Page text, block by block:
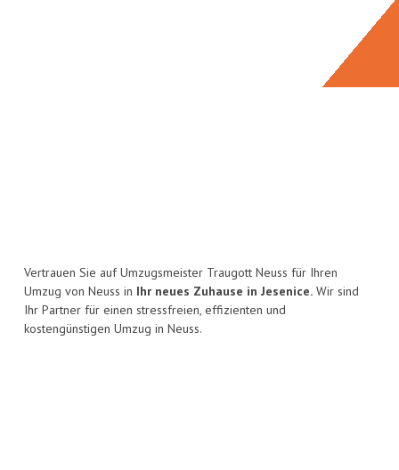
Vertrauen Sie auf Umzugsmeister Traugott Neuss für Ihren
Umzug von Neuss in Ihr neues Zuhause in Jesenice. Wir sind
Ihr Partner für einen stressfreien, effizienten und
kostengünstigen Umzug in Neuss.